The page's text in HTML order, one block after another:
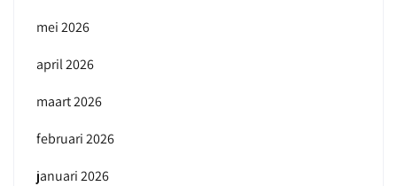
mei 2026
april 2026
maart 2026
februari 2026
januari 2026